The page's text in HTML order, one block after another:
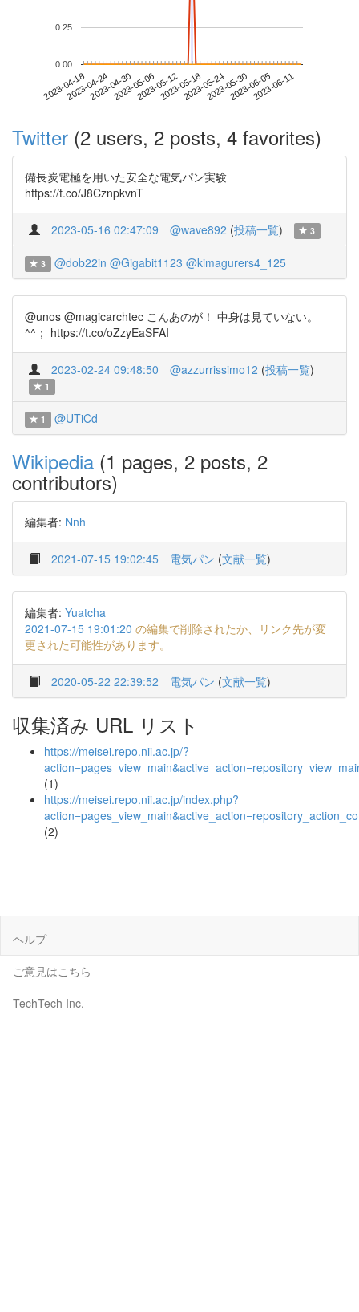
2023-04-182023-04-242023-04-302023-05-062023-05-122023-05-182023-05-242023-05-302023-06-052023-06-11
0.00
0.25
Twitter (2 users, 2 posts, 4 favorites)
備長炭電極を用いた安全な電気パン実験
https://t.co/J8CznpkvnT
2023-05-16 02:47:09 @wave892 (投稿一覧) 3
3 @dob22in @Gigabit1123 @kimagurers4_125
@unos @magicarchtec こんあのが！ 中身は見ていない。
^^； https://t.co/oZzyEaSFAI
2023-02-24 09:48:50 @azzurrissimo12 (投稿一覧)
1
1 @UTiCd
Wikipedia (1 pages, 2 posts, 2
contributors)
編集者: Nnh
2021-07-15 19:02:45 電気パン (文献一覧)
編集者: Yuatcha
2021-07-15 19:01:20 の編集で削除されたか、リンク先が変
更された可能性があります。
2020-05-22 22:39:52 電気パン (文献一覧)
収集済み URL リスト
https://meisei.repo.nii.ac.jp/?
(1)
https://meisei.repo.nii.ac.jp/index.php?
(2)
ヘルプ
ご意見はこちら
TechTech Inc.